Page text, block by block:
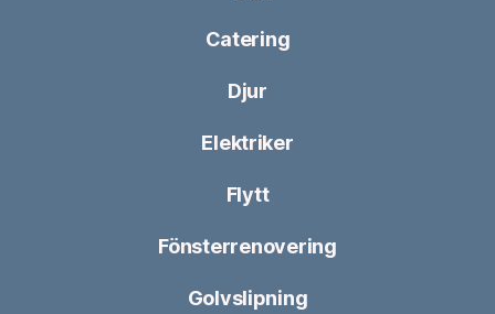
Catering
Djur
Elektriker
Flytt
Fönsterrenovering
Golvslipning